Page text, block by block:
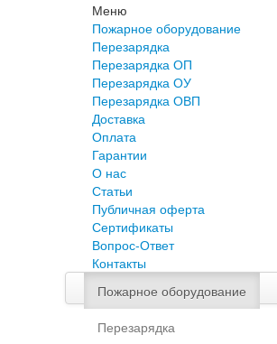
Меню
Пожарное оборудование
Перезарядка
Перезарядка ОП
Перезарядка ОУ
Перезарядка ОВП
Доставка
Оплата
Гарантии
О нас
Статьи
Публичная оферта
Сертификаты
Вопрос-Ответ
Контакты
Пожарное оборудование
Перезарядка